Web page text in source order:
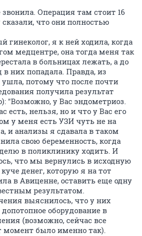
Операция там стоит 16
что они полностью
гинеколог, я к ней ходила, когда
медцентре, она тогда меня так
в больницах лежать, а до
в них попадала. Правда, из
потому что после почти
получила результат
"Возможно, у Вас эндометриоз.
есть, нельзя, но и что у Вас его
у меня есть УЗИ чуть не на
и анализы я сдавала в таком
свою беременность, когда
в поликлинику ходить. И
что мы вернулись в исходную
денег, которую я на тот
в Авиценне, оставить еще одну
результатом.
выяснилось, что у них
оборудование в
(возможно, сейчас все
момент было именно так).